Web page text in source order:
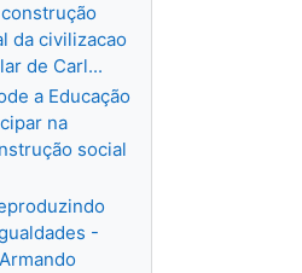
da civilizacao
de Carl...
a Educação
na
social
-